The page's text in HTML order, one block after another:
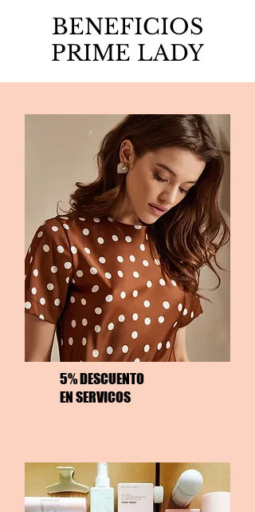
BENEFICIOS
PRIME LADY
5% DESCUENTO
EN SERVICOS